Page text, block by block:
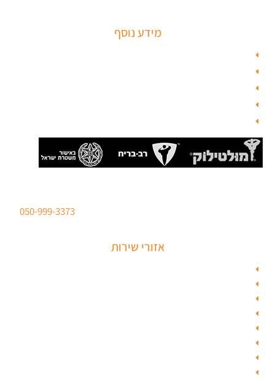
מידע נוסף
מפת האתר
צור קשר
בלוג תל אביב
מנעולן
בלוג
050-999-3373
אזורי שירות
מנעולן בתל אביב
מנעולן בראשון לציון
מנעולן בחולון
מנעולן בפתח תקווה
מנעולן ברמלה
מנעולן בשוהם
מנעולן ביהוד
מנעולן בגבעת שמואל